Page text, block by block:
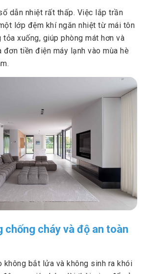
dẫn nhiệt rất thấp. Việc lắp trần
lớp đệm khí ngăn nhiệt từ mái tôn
tỏa xuống, giúp phòng mát hơn và
đơn tiền điện máy lạnh vào mùa hè
chống cháy và độ an toàn
không bắt lửa và không sinh ra khói